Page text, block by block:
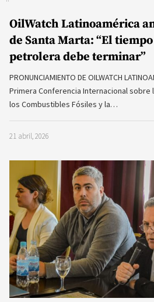
OilWatch Latinoamérica
de Santa Marta: “El
petrolera debe terminar”
PRONUNCIAMIENTO DE OILWATCH
Primera Conferencia Internacional sobre
los Combustibles Fósiles y la…
21 abril, 2026